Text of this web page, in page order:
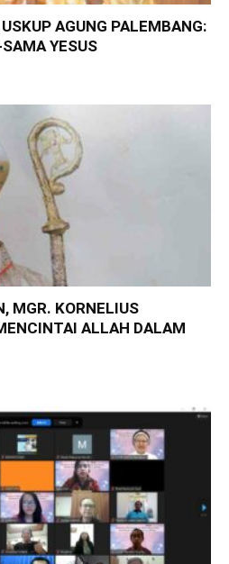
AGUNG PALEMBANG:
YESUS
MGR. KORNELIUS
ALLAH DALAM